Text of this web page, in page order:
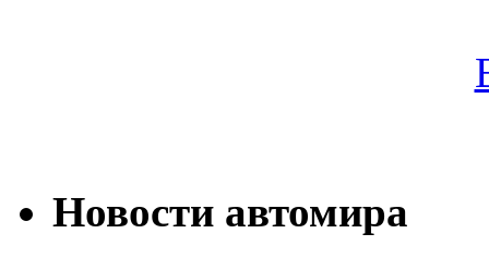
Новости автомира